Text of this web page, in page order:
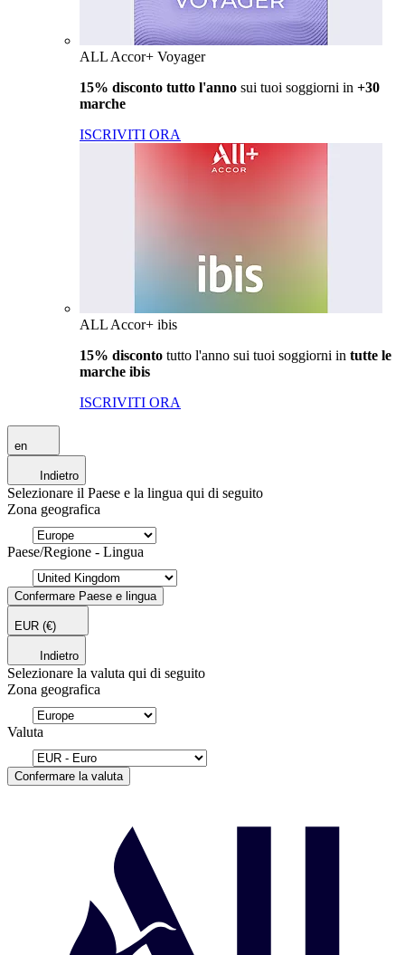
ALL Accor+ Voyager
15% disconto tutto l'anno sui tuoi soggiorni in +30
marche
ISCRIVITI ORA
ALL Accor+ ibis
15% disconto tutto l'anno sui tuoi soggiorni in tutte le
marche ibis
ISCRIVITI ORA
en
Indietro
Selezionare il Paese e la lingua qui di seguito
Zona geografica
Paese/Regione - Lingua
Confermare Paese e lingua
EUR (€)
Indietro
Selezionare la valuta qui di seguito
Zona geografica
Valuta
Confermare la valuta